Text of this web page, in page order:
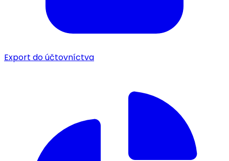
Export do účtovníctva